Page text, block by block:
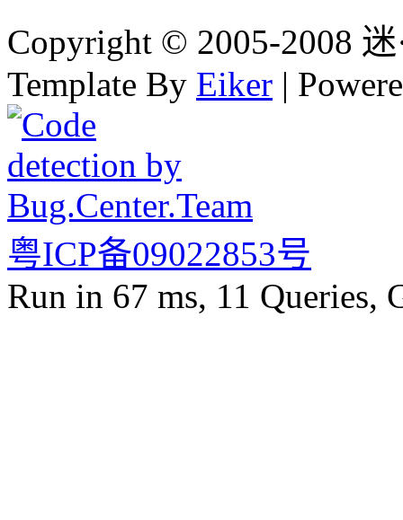
Copyright © 2005-2008
Template By Eiker |
粤ICP备09022853号
Run in 67 ms, 11 Queries,